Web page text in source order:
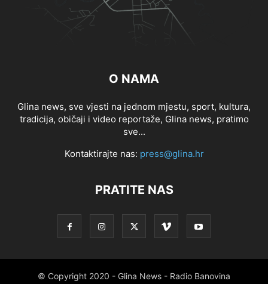
O NAMA
Glina news, sve vjesti na jednom mjestu, sport, kultura,
tradicija, običaji i video reportaže, Glina news, pratimo
sve...
Kontaktirajte nas: press@glina.hr
PRATITE NAS
© Copyright 2020 - Glina News - Radio Banovina